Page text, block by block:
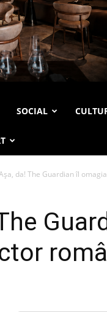
SOCIAL
da! The Guardian îl